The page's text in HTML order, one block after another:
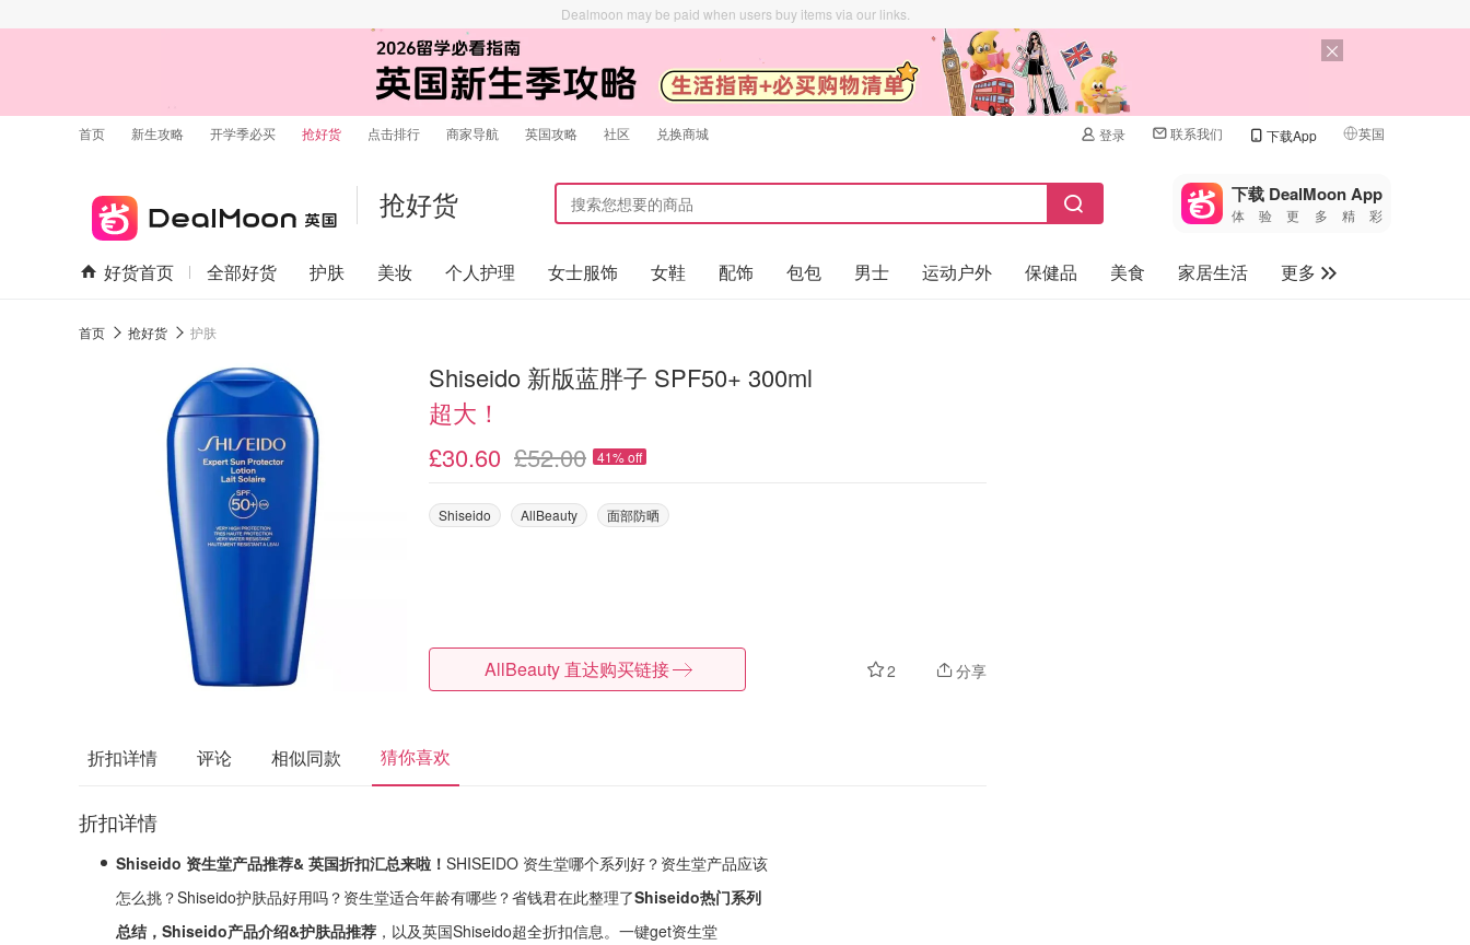
Dealmoon may be paid when users buy items via our links.
首页 新生攻略 开学季必买 抢好货 点击排行 商家导航 英国攻略 社区 兑换商城 登录 联系我们 下载App 英国
🇺🇸
🇨🇳 中国
🇨🇦加拿大
抢好货 下载 DealMoon App
体验更多精彩
好货首页 全部好货 护肤 美妆 个人护理 女士服饰 女鞋 配饰 包包 男士 运动户外 保健品 美食 家居生活
更多
首页 抢好货 护肤
Shiseido 新版蓝胖子 SPF50+ 300ml
超大！
£30.60 £52.00 41% off
Shiseido AllBeauty 面部防晒
2 分享
AllBeauty 直达购买链接
折扣详情 评论 相似同款 猜你喜欢
折扣详情
Shiseido 资生堂产品推荐& 英国折扣汇总来啦！ SHISEIDO 资生堂哪个系列好？资生堂产品应该
怎么挑？Shiseido护肤品好用吗？资生堂适合年龄有哪些？省钱君在此整理了Shiseido热门系列
总结，Shiseido产品介绍&护肤品推荐 ，以及英国Shiseido超全折扣信息。一键get资生堂